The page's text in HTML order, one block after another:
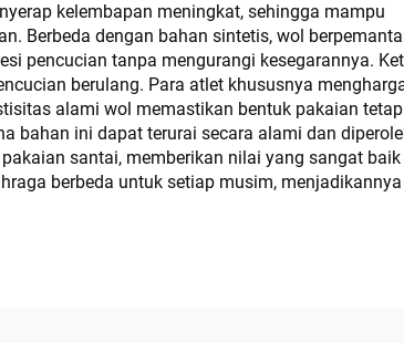
kelembapan meningkat, sehingga mampu
Berbeda dengan bahan sintetis, wol
pencucian tanpa mengurangi kesegarannya.
berulang. Para atlet khususnya
alami wol memastikan bentuk pakaian
bahan ini dapat terurai secara alami dan
santai, memberikan nilai yang sangat baik
berbeda untuk setiap musim,